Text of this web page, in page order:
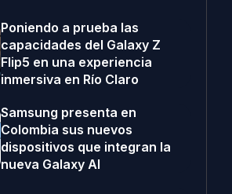
Poniendo a prueba las
capacidades del Galaxy Z
Flip5 en una experiencia
inmersiva en Río Claro
Samsung presenta en
Colombia sus nuevos
dispositivos que integran la
nueva Galaxy AI